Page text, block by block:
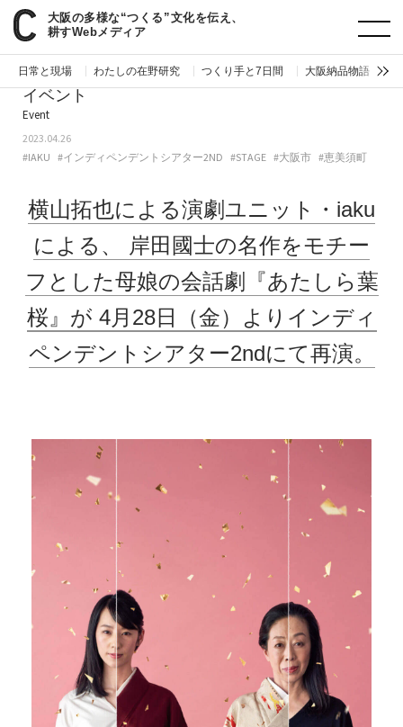
大阪の多様な“つくる”文化を伝え、
耕すWebメディア
日常と現場 わたしの在野研究 つくり手と7日間 大阪納品物語
paperC 今週のイベント
イベント
Event
2023.04.26
#IAKU #インディペンデントシアター2ND #STAGE #大阪市 #恵美須町
横山拓也による演劇ユニット・iaku
による、
岸田國士の名作をモチー
フとした母娘の会話劇『あたしら葉
桜』が 4月28日（金）よりインディ
ペンデントシアター2ndにて再演。